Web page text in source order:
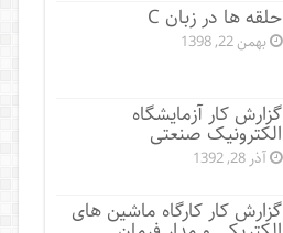
حلقه ها در زبان C
بهمن 22, 1398
گزارش کار آزمایشگاه
الکترونیک صنعتی
آذر 28, 1392
گزارش کار کارگاه ماشین های